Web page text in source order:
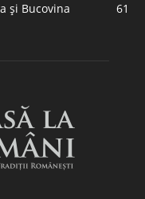
și Bucovina
61